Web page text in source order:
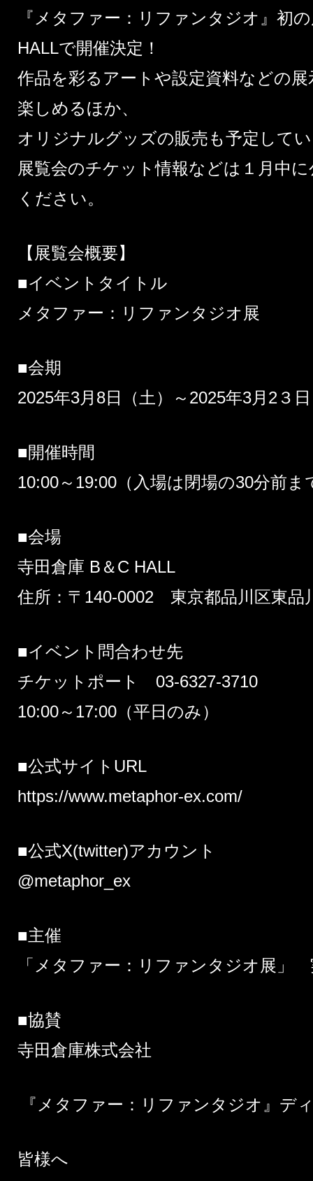
『メタファー：リファンタジオ』初
HALLで開催決定！
作品を彩るアートや設定資料などの
楽しめるほか、
オリジナルグッズの販売も予定して
展覧会のチケット情報などは１月中
ください。
【展覧会概要】
■イベントタイトル
メタファー：リファンタジオ展
■会期
2025年3月8日（土）～2025年3月2３
■開催時間
10:00～19:00（入場は閉場の30分前ま
■会場
寺田倉庫 B＆C HALL
住所：〒140-0002 東京都品川区東品
■イベント問合わせ先
チケットポート 03-6327-3710
10:00～17:00（平日のみ）
■公式サイトURL
https://www.metaphor-ex.com/
■公式X(twitter)アカウント
@metaphor_ex
■主催
「メタファー：リファンタジオ展」
■協賛
寺田倉庫株式会社
『メタファー：リファンタジオ』デ
皆様へ